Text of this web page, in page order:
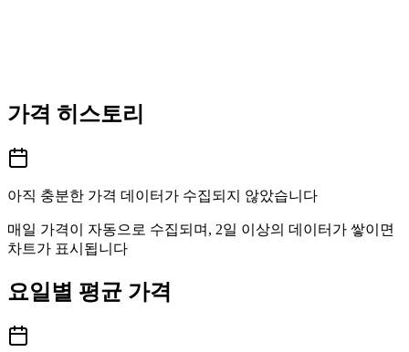
가격 히스토리
아직 충분한 가격 데이터가 수집되지 않았습니다
매일 가격이 자동으로 수집되며, 2일 이상의 데이터가 쌓이면
차트가 표시됩니다
요일별 평균 가격